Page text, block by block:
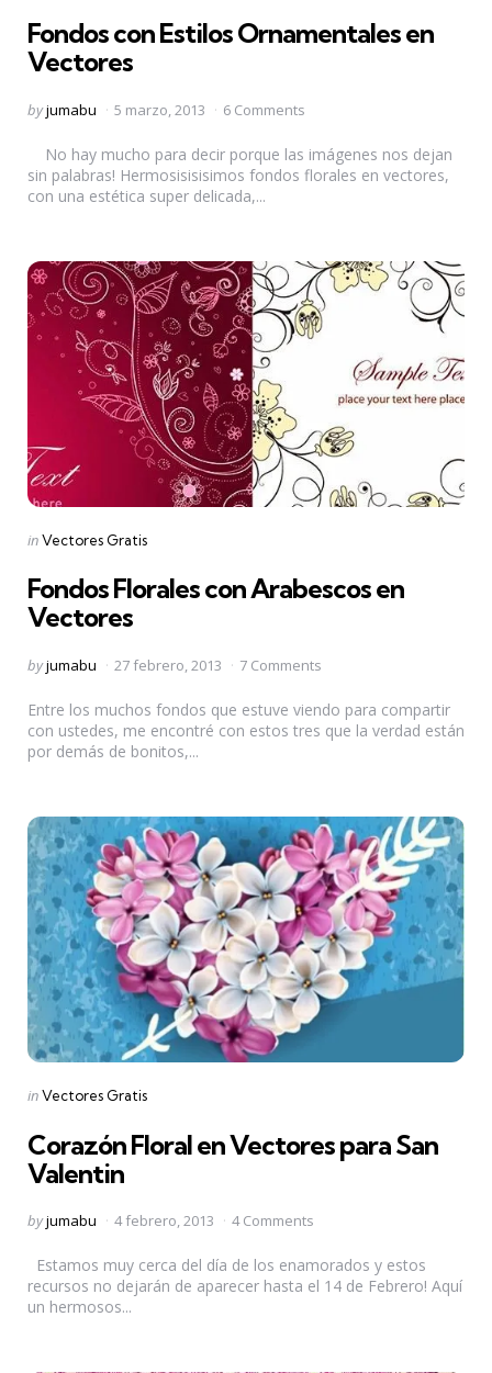
Fondos con Estilos Ornamentales en
Vectores
Posted
byjumabu 5 marzo, 2013 6 Comments
No hay mucho para decir porque las imágenes nos dejan
sin palabras! Hermosisisisimos fondos florales en vectores,
con una estética super delicada,...
Categories
Posted
inVectores Gratis
Fondos Florales con Arabescos en
Vectores
Posted
byjumabu 27 febrero, 2013 7 Comments
Entre los muchos fondos que estuve viendo para compartir
con ustedes, me encontré con estos tres que la verdad están
por demás de bonitos,...
Categories
Posted
inVectores Gratis
Corazón Floral en Vectores para San
Valentin
Posted
byjumabu 4 febrero, 2013 4 Comments
Estamos muy cerca del día de los enamorados y estos
recursos no dejarán de aparecer hasta el 14 de Febrero! Aquí
un hermosos...